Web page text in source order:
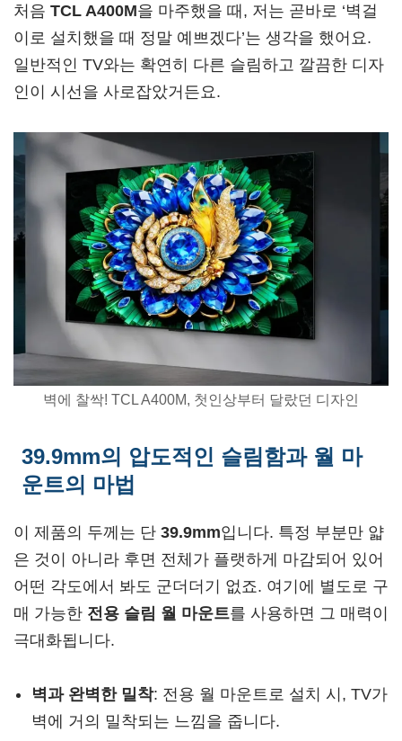
처음 TCL A400M을 마주했을 때, 저는 곧바로 ‘벽걸
이로 설치했을 때 정말 예쁘겠다’는 생각을 했어요.
일반적인 TV와는 확연히 다른 슬림하고 깔끔한 디자
인이 시선을 사로잡았거든요.
벽에 찰싹! TCL A400M, 첫인상부터 달랐던 디자인
39.9mm의 압도적인 슬림함과 월 마
운트의 마법
이 제품의 두께는 단 39.9mm입니다. 특정 부분만 얇
은 것이 아니라 후면 전체가 플랫하게 마감되어 있어
어떤 각도에서 봐도 군더더기 없죠. 여기에 별도로 구
매 가능한 전용 슬림 월 마운트를 사용하면 그 매력이
극대화됩니다.
벽과 완벽한 밀착: 전용 월 마운트로 설치 시, TV가
벽에 거의 밀착되는 느낌을 줍니다.